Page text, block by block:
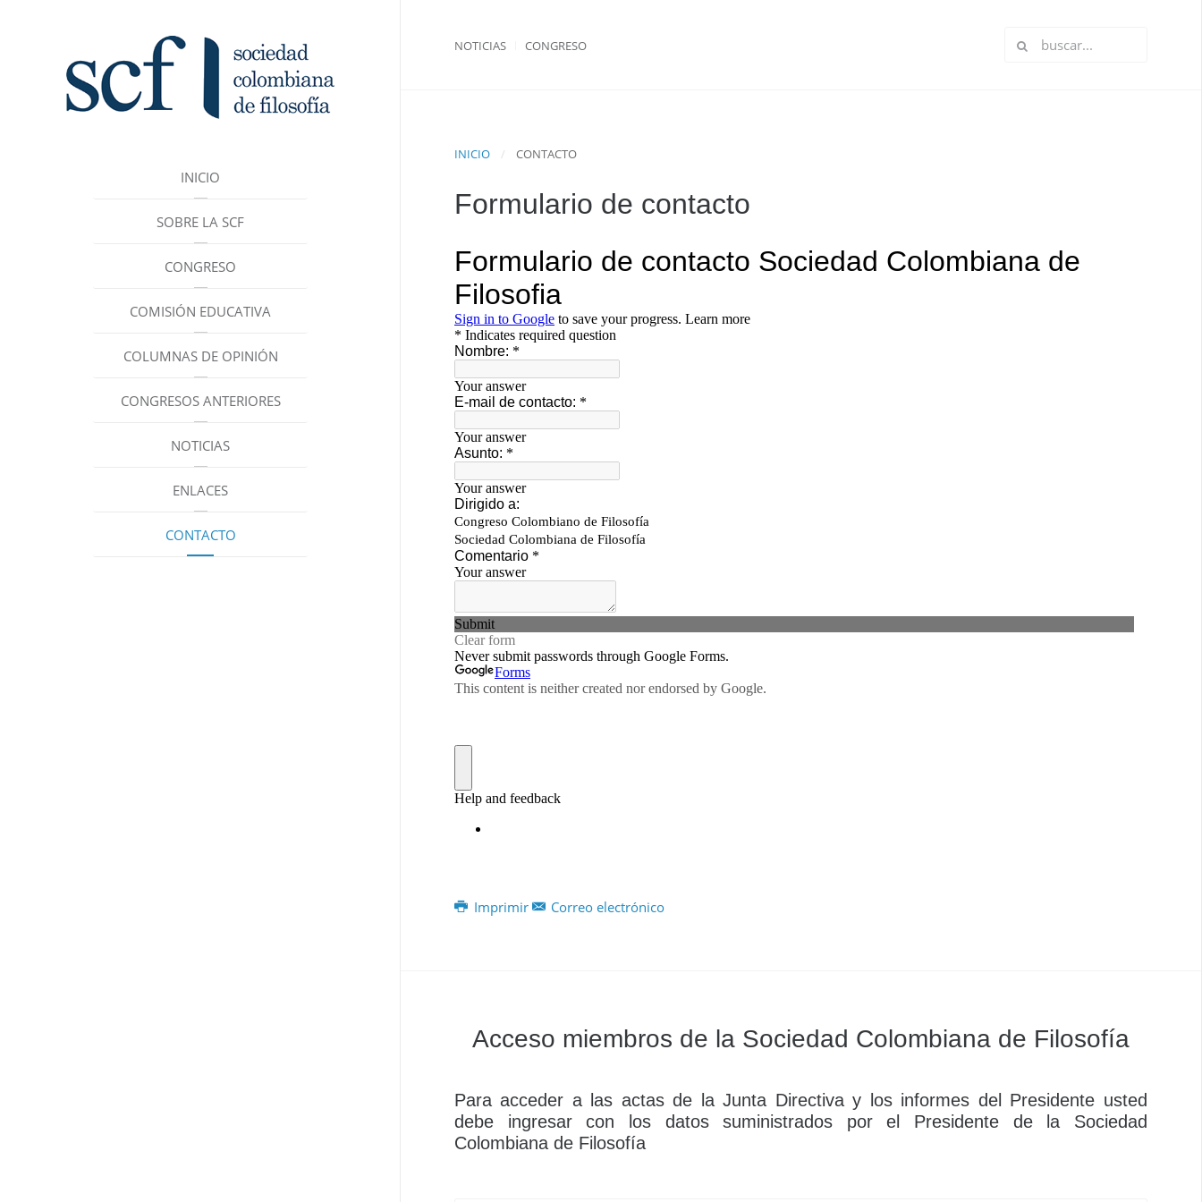
INICIO
SOBRE LA SCF
CONGRESO
COMISIÓN EDUCATIVA
COLUMNAS DE OPINIÓN
CONGRESOS ANTERIORES
NOTICIAS
ENLACES
CONTACTO
NOTICIAS CONGRESO
INICIO CONTACTO
Formulario de contacto
Imprimir Correo electrónico
Acceso miembros de la Sociedad Colombiana de Filosofía
Para acceder a las actas de la Junta Directiva y los informes del Presidente usted
debe ingresar con los datos suministrados por el Presidente de la Sociedad
Colombiana de Filosofía